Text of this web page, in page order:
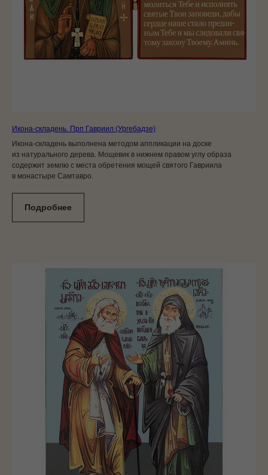
Икона-складень. Прп Гавриил (Ургебадзе)
Икона-складень выполнена методом аппликации на доске
из натурального дерева. Мощевик в нижнем правом углу образа
содержит землю с места обретения мощей святого Гавриила
в монастыре Самтавро.
Подробнее